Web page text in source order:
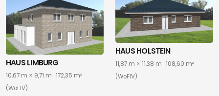
HAUS LIMBURG
10,67 m × 9,71 m · 172,35 m²
(WoFIV)
HAUS HOLSTEIN
11,87 m × 11,38 m · 108,60 m²
(WoFIV)